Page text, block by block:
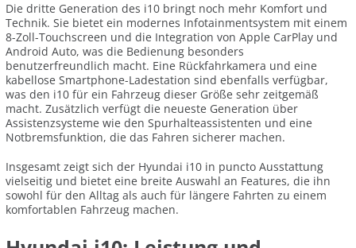
Die dritte Generation des i10 bringt noch mehr Komfort und
Technik. Sie bietet ein modernes Infotainmentsystem mit einem
8-Zoll-Touchscreen und die Integration von Apple CarPlay und
Android Auto, was die Bedienung besonders
benutzerfreundlich macht. Eine Rückfahrkamera und eine
kabellose Smartphone-Ladestation sind ebenfalls verfügbar,
was den i10 für ein Fahrzeug dieser Größe sehr zeitgemäß
macht. Zusätzlich verfügt die neueste Generation über
Assistenzsysteme wie den Spurhalteassistenten und eine
Notbremsfunktion, die das Fahren sicherer machen.
Insgesamt zeigt sich der Hyundai i10 in puncto Ausstattung
vielseitig und bietet eine breite Auswahl an Features, die ihn
sowohl für den Alltag als auch für längere Fahrten zu einem
komfortablen Fahrzeug machen.